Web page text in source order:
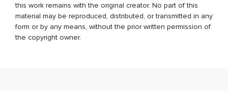
Eso puede producir ánimo si está buscando las llaves de su
coche,
Pero no son noticias tan buenas cuando considera la
this work remains with the original creator. No part of this
material may be reproduced, distributed, or transmitted in any
form or by any means, without the prior written permission of
the copyright owner.